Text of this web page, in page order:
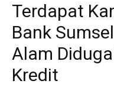
Terdapat
Bank
Alam
Kredit